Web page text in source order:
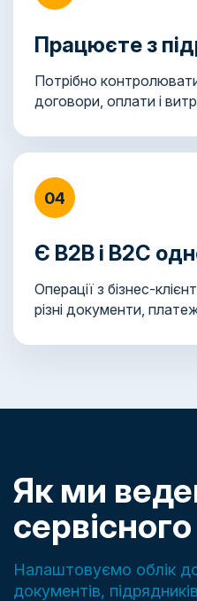
Працюєте з
Потрібно
договори, оплати і
04
Є B2B і B2C
Операції з бізнес-
різні документи,
Як ми
Налаштовуємо облік
документів,